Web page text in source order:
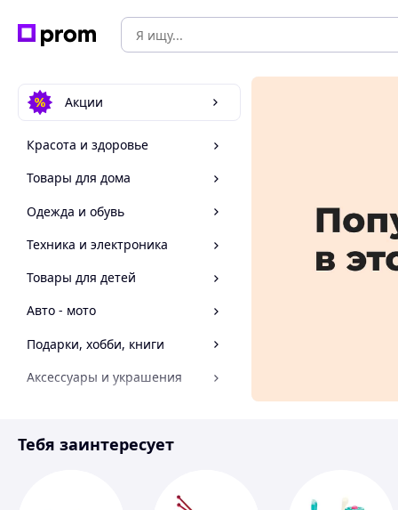
Акции
Красота и здоровье
Товары для дома
Одежда и обувь
Техника и электроника
Товары для детей
Авто - мото
Подарки, хобби, книги
Аксессуары и украшения
Спорт и отдых
Тебя заинтересует